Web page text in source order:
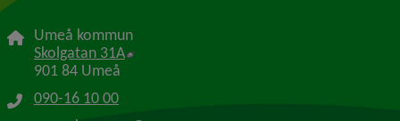
Umeå kommun
Skolgatan 31A Länk till annan webbplats, öppnas i nytt
901 84 Umeå
090-16 10 00